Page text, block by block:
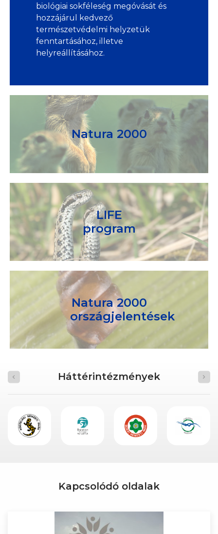
biológiai sokféleség megóvását és
hozzájárul kedvező
természetvédelmi helyzetük
fenntartásához, illetve
helyreállításához.
Natura 2000
LIFE
program
Natura 2000
országjelentések
Háttérintézmények
Kapcsolódó oldalak